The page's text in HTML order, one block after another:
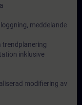
meddelande
trendplanering
inklusive
modifiering av